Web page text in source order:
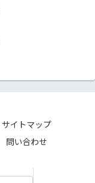
サイトマップ
問い合わせ